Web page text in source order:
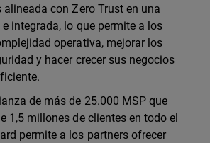
alineada con Zero Trust en una
integrada, lo que permite a los
operativa, mejorar los
y hacer crecer sus negocios
de más de 25.000 MSP que
1,5 millones de clientes en todo el
permite a los partners ofrecer